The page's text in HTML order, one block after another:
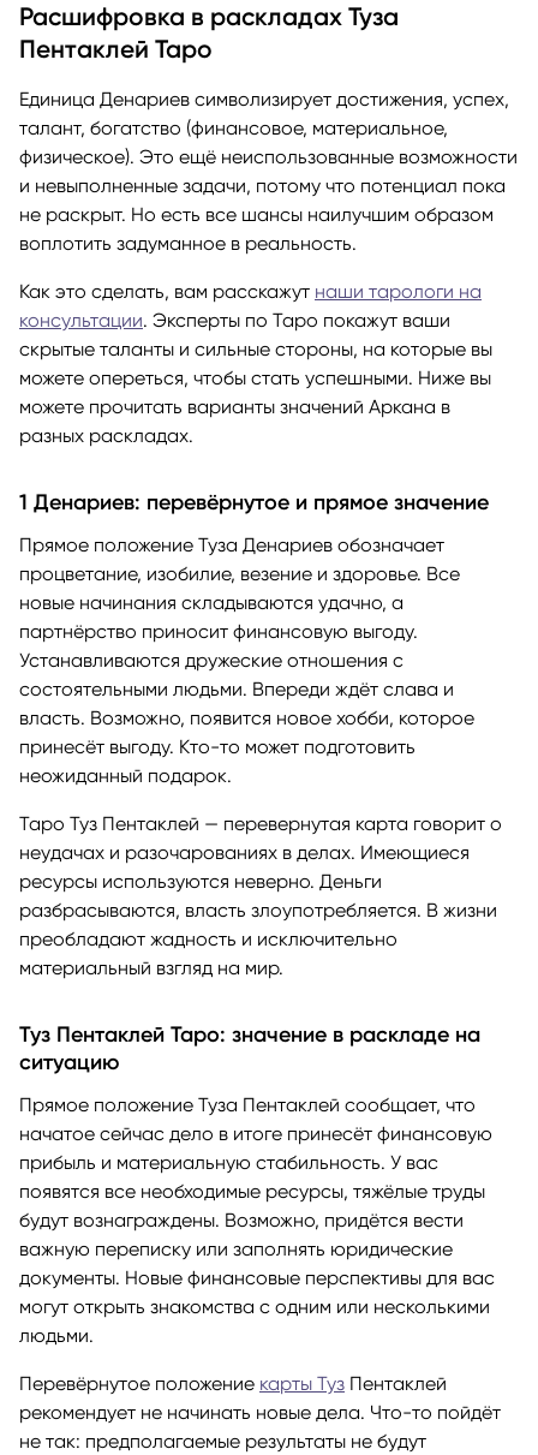
Расшифровка в раскладах Туза
Пентаклей Таро
Единица Денариев символизирует достижения, успех,
талант, богатство (финансовое, материальное,
физическое). Это ещё неиспользованные возможности
и невыполненные задачи, потому что потенциал пока
не раскрыт. Но есть все шансы наилучшим образом
воплотить задуманное в реальность.
Как это сделать, вам расскажут наши тарологи на
консультации. Эксперты по Таро покажут ваши
скрытые таланты и сильные стороны, на которые вы
можете опереться, чтобы стать успешными. Ниже вы
можете прочитать варианты значений Аркана в
разных раскладах.
1 Денариев: перевёрнутое и прямое значение
Прямое положение Туза Денариев обозначает
процветание, изобилие, везение и здоровье. Все
новые начинания складываются удачно, а
партнёрство приносит финансовую выгоду.
Устанавливаются дружеские отношения с
состоятельными людьми. Впереди ждёт слава и
власть. Возможно, появится новое хобби, которое
принесёт выгоду. Кто-то может подготовить
неожиданный подарок.
Таро Туз Пентаклей — перевернутая карта говорит о
неудачах и разочарованиях в делах. Имеющиеся
ресурсы используются неверно. Деньги
разбрасываются, власть злоупотребляется. В жизни
преобладают жадность и исключительно
материальный взгляд на мир.
Туз Пентаклей Таро: значение в раскладе на
ситуацию
Прямое положение Туза Пентаклей сообщает, что
начатое сейчас дело в итоге принесёт финансовую
прибыль и материальную стабильность. У вас
появятся все необходимые ресурсы, тяжёлые труды
будут вознаграждены. Возможно, придётся вести
важную переписку или заполнять юридические
документы. Новые финансовые перспективы для вас
могут открыть знакомства с одним или несколькими
людьми.
Перевёрнутое положение карты Туз Пентаклей
рекомендует не начинать новые дела. Что-то пойдёт
не так: предполагаемые результаты не будут